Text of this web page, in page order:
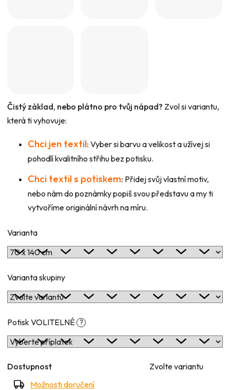
Čistý základ, nebo plátno pro tvůj nápad? Zvol si variantu,
která ti vyhovuje:
Chci jen textil: Vyber si barvu a velikost a užívej si
pohodlí kvalitního střihu bez potisku.
Chci textil s potiskem: Přidej svůj vlastní motiv,
nebo nám do poznámky popiš svou představu a my ti
vytvoříme originální návrh na míru.
Varianta
Varianta skupiny
Potisk VOLITELNÉ ?
Dostupnost
Zvolte variantu
Možnosti doručení